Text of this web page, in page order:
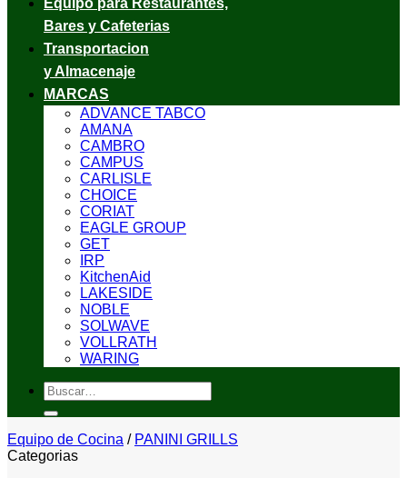
Equipo para Restaurantes,
Bares y Cafeterias
Transportacion
y Almacenaje
MARCAS
ADVANCE TABCO
AMANA
CAMBRO
CAMPUS
CARLISLE
CHOICE
CORIAT
EAGLE GROUP
GET
IRP
KitchenAid
LAKESIDE
NOBLE
SOLWAVE
VOLLRATH
WARING
Buscar
por:
Equipo de Cocina / PANINI GRILLS
Categorias